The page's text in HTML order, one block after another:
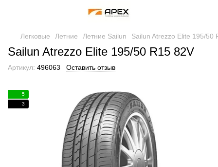
Легковые Летние Летние Sailun Sailun Atrezzo Elite 195/50
Sailun Atrezzo Elite 195/50 R15 82V
Артикул: 496063 Оставить отзыв
5
3